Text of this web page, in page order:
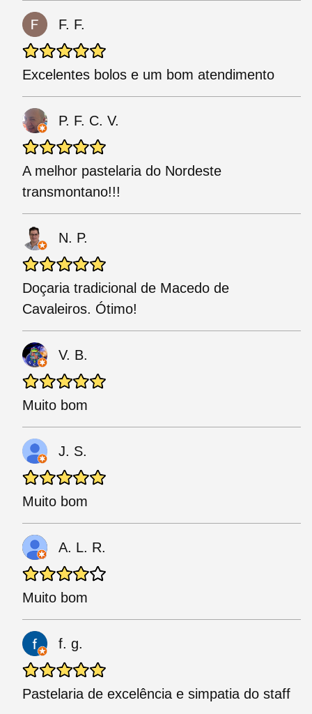
F. F.
Excelentes bolos e um bom atendimento
P. F. C. V.
A melhor pastelaria do Nordeste
transmontano!!!
N. P.
Doçaria tradicional de Macedo de
Cavaleiros. Ótimo!
V. B.
Muito bom
J. S.
Muito bom
A. L. R.
Muito bom
f. g.
Pastelaria de excelência e simpatia do staff